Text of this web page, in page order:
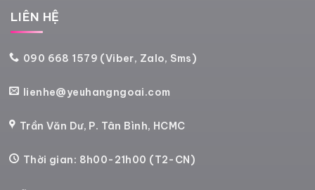
LIÊN HỆ
090 668 1579 (Viber, Zalo, Sms)
lienhe@yeuhangngoai.com
Trần Văn Dư, P. Tân Bình, HCMC
Thời gian: 8h00-21h00 (T2-CN)